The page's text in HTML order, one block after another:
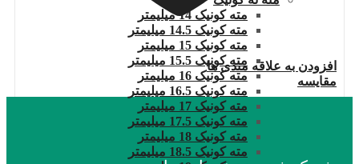
مته کونیک 14 میلیمتر
مته کونیک 14.5 میلیمتر
مته کونیک 15 میلیمتر
مته کونیک 15.5 میلیمتر
مته کونیک 16 میلیمتر
مته کونیک 16.5 میلیمتر
مته کونیک 17 میلیمتر
مته کونیک 17.5 میلیمتر
مته کونیک 18 میلیمتر
مته کونیک 18.5 میلیمتر
افزودن به علاقه مندی ها
مقایسه